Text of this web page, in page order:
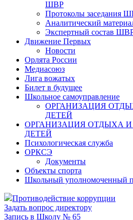
ШВР
Протоколы заседания
Аналитический
Экспертный состав
Движение Первых
Новости
Орлята России
Медиасоюз
Лига вожатых
Билет в будущее
Школьное самоуправление
ОРГАНИЗАЦИЯ
ДЕТЕЙ
ОРГАНИЗАЦИЯ ОТДЫХА
ДЕТЕЙ
Психологическая служба
ОРКСЭ
Документы
Объекты спорта
Школьный уполномоченный
Противодействие коррупции
Задать вопрос директору
Запись в Школу № 65